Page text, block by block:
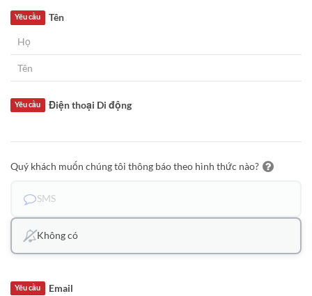
Tên
Yêu cầu
Điện thoại Di động
Yêu cầu
Quý khách muốn chúng tôi thông báo theo hình thức nào?
SMS
Không có
Email
Yêu cầu